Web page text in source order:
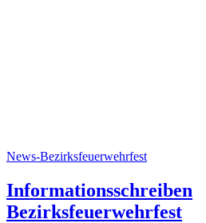
News-Bezirksfeuerwehrfest
Informationsschreiben
Bezirksfeuerwehrfest